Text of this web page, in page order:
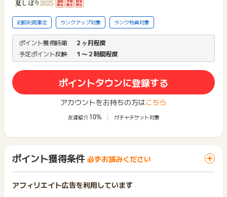
初回利用限定 ランクアップ対象 ランク特典対象
ポイント獲得時期
２ヶ月程度
予定ポイント反映
１〜２時間程度
ポイントタウンに登録する
アカウントをお持ちの方はこちら
友達紹介 10% ガチャチケット対象
ポイント獲得条件 必ずお読みください
アフィリエイト広告を利用しています